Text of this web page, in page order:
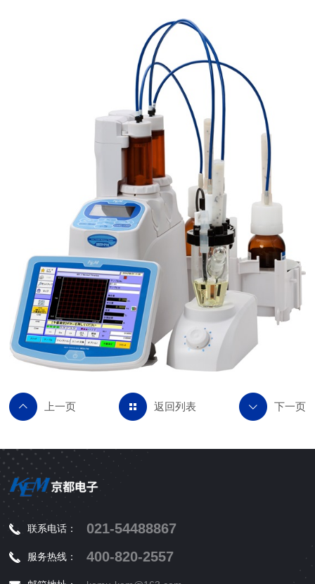
返回列表
联系电话： 021-54488867
服务热线： 400-820-2557